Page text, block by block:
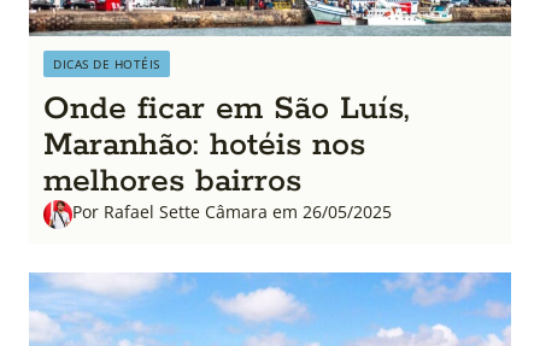
DICAS DE HOTÉIS
Onde ficar em São Luís,
Maranhão: hotéis nos
melhores bairros
Por Rafael Sette Câmara em 26/05/2025